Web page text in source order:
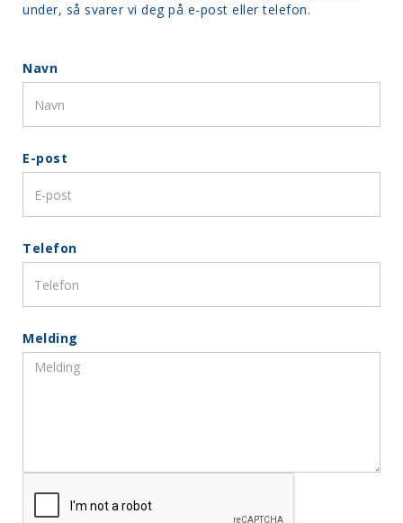
under, så svarer vi deg på e-post eller telefon.
Navn
E-post
Telefon
Melding